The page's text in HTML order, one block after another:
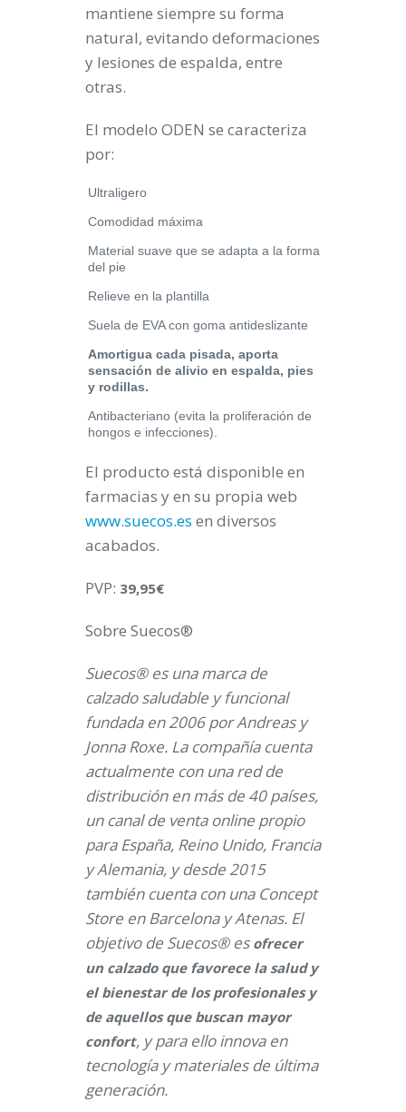
mantiene siempre su forma
natural, evitando deformaciones
y lesiones de espalda, entre
otras.
El modelo ODEN se caracteriza
por:
Ultraligero
Comodidad máxima
Material suave que se adapta a la forma
del pie
Relieve en la plantilla
Suela de EVA con goma antideslizante
Amortigua cada pisada, aporta
sensación de alivio en espalda, pies
y rodillas.
Antibacteriano (evita la proliferación de
hongos e infecciones).
El producto está disponible en
farmacias y en su propia web
www.suecos.es en diversos
acabados.
PVP: 39,95€
Sobre Suecos®
Suecos® es una marca de
calzado saludable y funcional
fundada en 2006 por Andreas y
Jonna Roxe. La compañía cuenta
actualmente con una red de
distribución en más de 40 países,
un canal de venta online propio
para España, Reino Unido, Francia
y Alemania, y desde 2015
también cuenta con una Concept
Store en Barcelona y Atenas. El
objetivo de Suecos® es ofrecer
un calzado que favorece la salud y
el bienestar de los profesionales y
de aquellos que buscan mayor
confort, y para ello innova en
tecnología y materiales de última
generación.